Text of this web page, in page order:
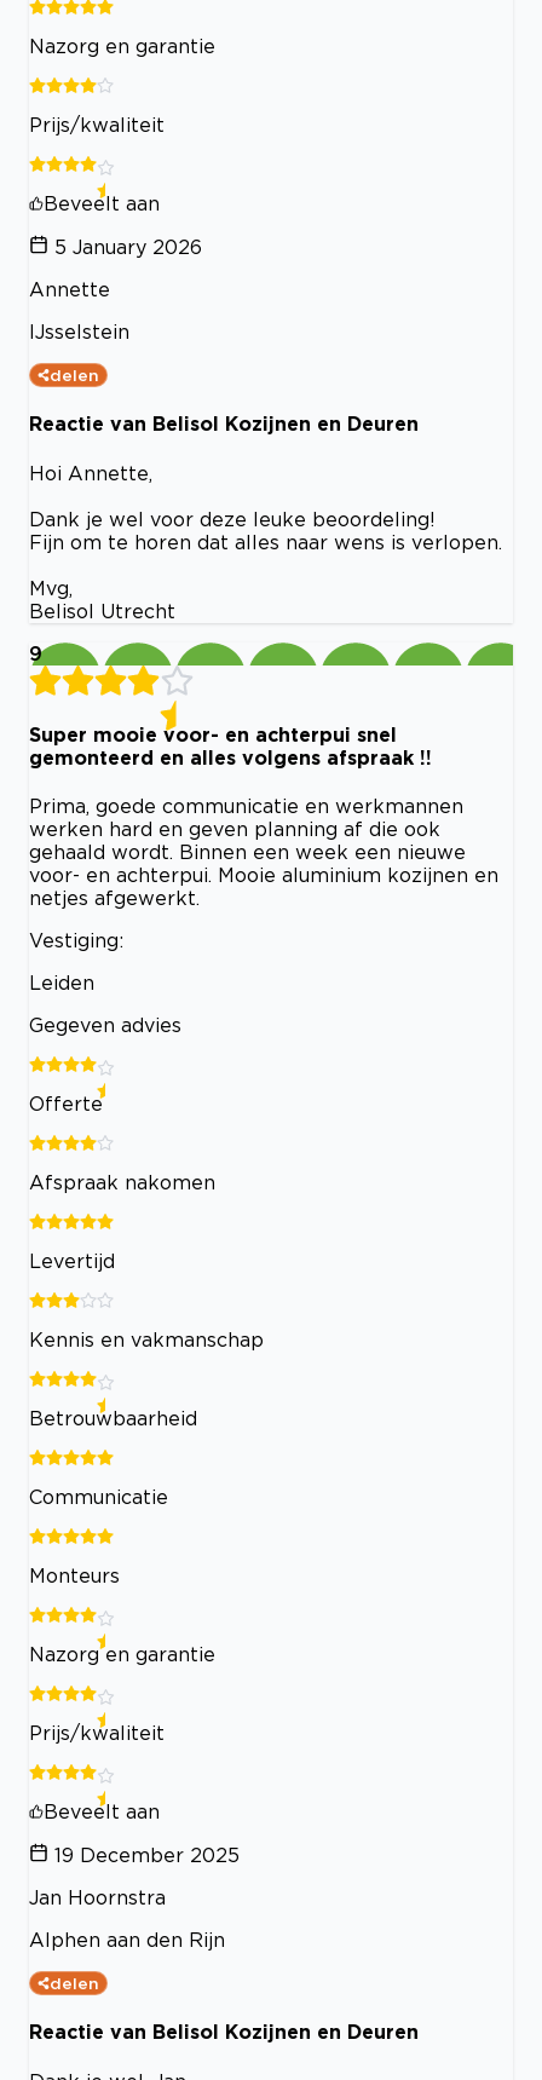
Nazorg en garantie
Prijs/kwaliteit
Beveelt aan
5 January 2026
Annette
IJsselstein
delen
Reactie van Belisol Kozijnen en Deuren
Hoi Annette,
Dank je wel voor deze leuke beoordeling!
Fijn om te horen dat alles naar wens is verlopen.
Mvg,
Belisol Utrecht
9
Super mooie voor- en achterpui snel
gemonteerd en alles volgens afspraak !!
Prima, goede communicatie en werkmannen
werken hard en geven planning af die ook
gehaald wordt. Binnen een week een nieuwe
voor- en achterpui. Mooie aluminium kozijnen en
netjes afgewerkt.
Vestiging:
Leiden
Gegeven advies
Offerte
Afspraak nakomen
Levertijd
Kennis en vakmanschap
Betrouwbaarheid
Communicatie
Monteurs
Nazorg en garantie
Prijs/kwaliteit
Beveelt aan
19 December 2025
Jan Hoornstra
Alphen aan den Rijn
delen
Reactie van Belisol Kozijnen en Deuren